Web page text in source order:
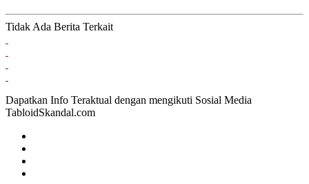
Tidak Ada Berita Terkait
Dapatkan Info Teraktual dengan mengikuti Sosial Media
TabloidSkandal.com